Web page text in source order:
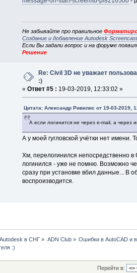
Не забывайте про правильное
Создание и добавление Autodesk
Если Вы задали вопрос и на форуме
Решение
Re: Civil 3D не уважает
:)
« Ответ #5 : 19-03-2019, 12:33:02 »
Цитата: Александр Ривилис от 19-03-2019,
А если логинится не через e-mail, а через
А у моей гугловской учётки нет имени.
Хм, перелогинился непосредственно в
логинился - уже не помню. Возможно
сразу при установке вбил данные... В
воспроизводится.
в СНГ » ADN Club» Ошибки в AutoCAD и
:)
Перейти в: